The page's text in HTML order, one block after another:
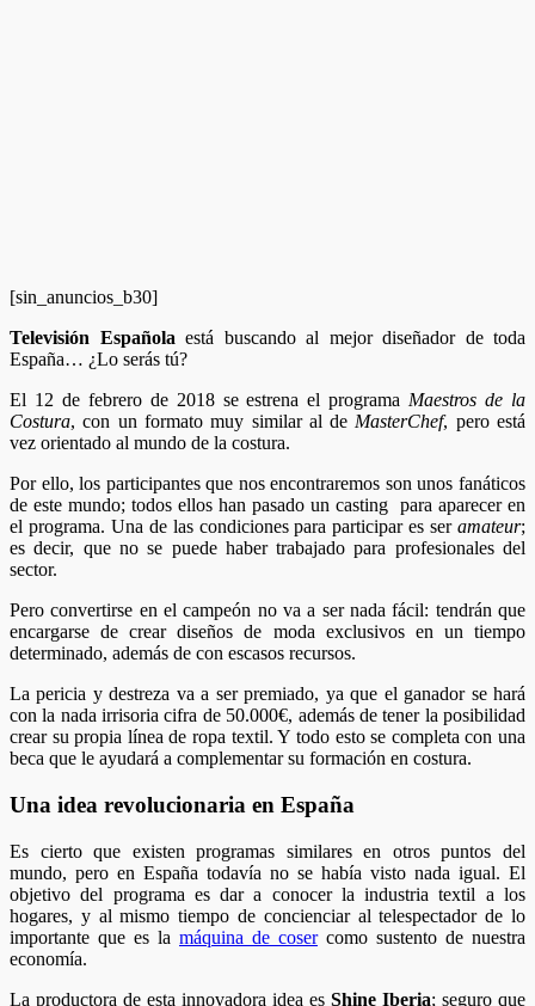
[sin_anuncios_b30]
Televisión Española está buscando al mejor diseñador de toda
España… ¿Lo serás tú?
El 12 de febrero de 2018 se estrena el programa Maestros de la
Costura, con un formato muy similar al de MasterChef, pero está
vez orientado al mundo de la costura.
Por ello, los participantes que nos encontraremos son unos fanáticos
de este mundo; todos ellos han pasado un casting para aparecer en
el programa. Una de las condiciones para participar es ser amateur;
es decir, que no se puede haber trabajado para profesionales del
sector.
Pero convertirse en el campeón no va a ser nada fácil: tendrán que
encargarse de crear diseños de moda exclusivos en un tiempo
determinado, además de con escasos recursos.
La pericia y destreza va a ser premiado, ya que el ganador se hará
con la nada irrisoria cifra de 50.000€, además de tener la posibilidad
crear su propia línea de ropa textil. Y todo esto se completa con una
beca que le ayudará a complementar su formación en costura.
Una idea revolucionaria en España
Es cierto que existen programas similares en otros puntos del
mundo, pero en España todavía no se había visto nada igual. El
objetivo del programa es dar a conocer la industria textil a los
hogares, y al mismo tiempo de concienciar al telespectador de lo
importante que es la máquina de cosercomo sustento de nuestra
economía.
La productora de esta innovadora idea es Shine Iberia; seguro que